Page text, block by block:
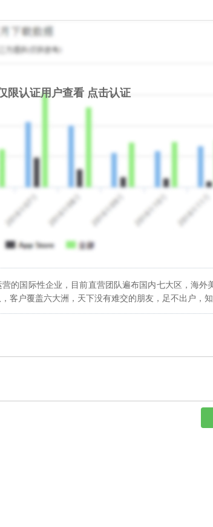
限认证用户查看 点击认证
的国际性企业，目前直营团队遍布国内七大区，海外
客户覆盖六大洲，天下没有难交的朋友，足不出户，知